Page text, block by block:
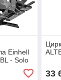
Einhell
- Solo
33